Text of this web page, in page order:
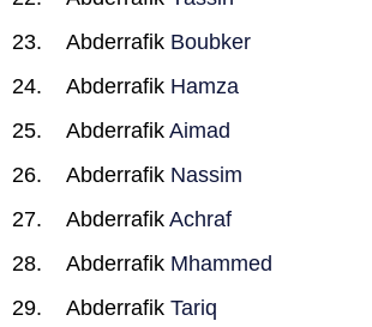
Abderrafik Boubker
Abderrafik Hamza
Abderrafik Aimad
Abderrafik Nassim
Abderrafik Achraf
Abderrafik Mhammed
Abderrafik Tariq